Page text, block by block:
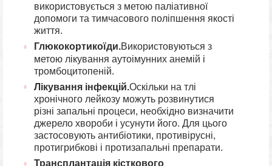
використовується з метою паліативної
допомоги та тимчасового поліпшення якості
життя.
Глюкокортикоїди.Використовуються з
метою лікування аутоімунних анемій і
тромбоцитопеній.
Лікування інфекцій.Оскільки на тлі
хронічного лейкозу можуть розвинутися
різні запальні процеси, необхідно визначити
джерело хвороби і усунути його. Для цього
застосовують антибіотики, противірусні,
протигрибкові і протизапальні препарати.
Трансплантація кісткового